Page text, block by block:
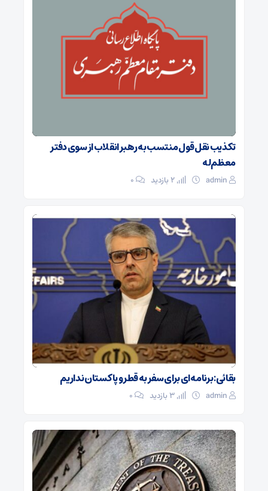
تکذیب نقل قول منتسب به رهبر انقلاب از سوی دفتر
معظم‌له
admin ۰
بقائی: برنامه‌ای برای سفر به قطر و پاکستان نداریم
admin ۰